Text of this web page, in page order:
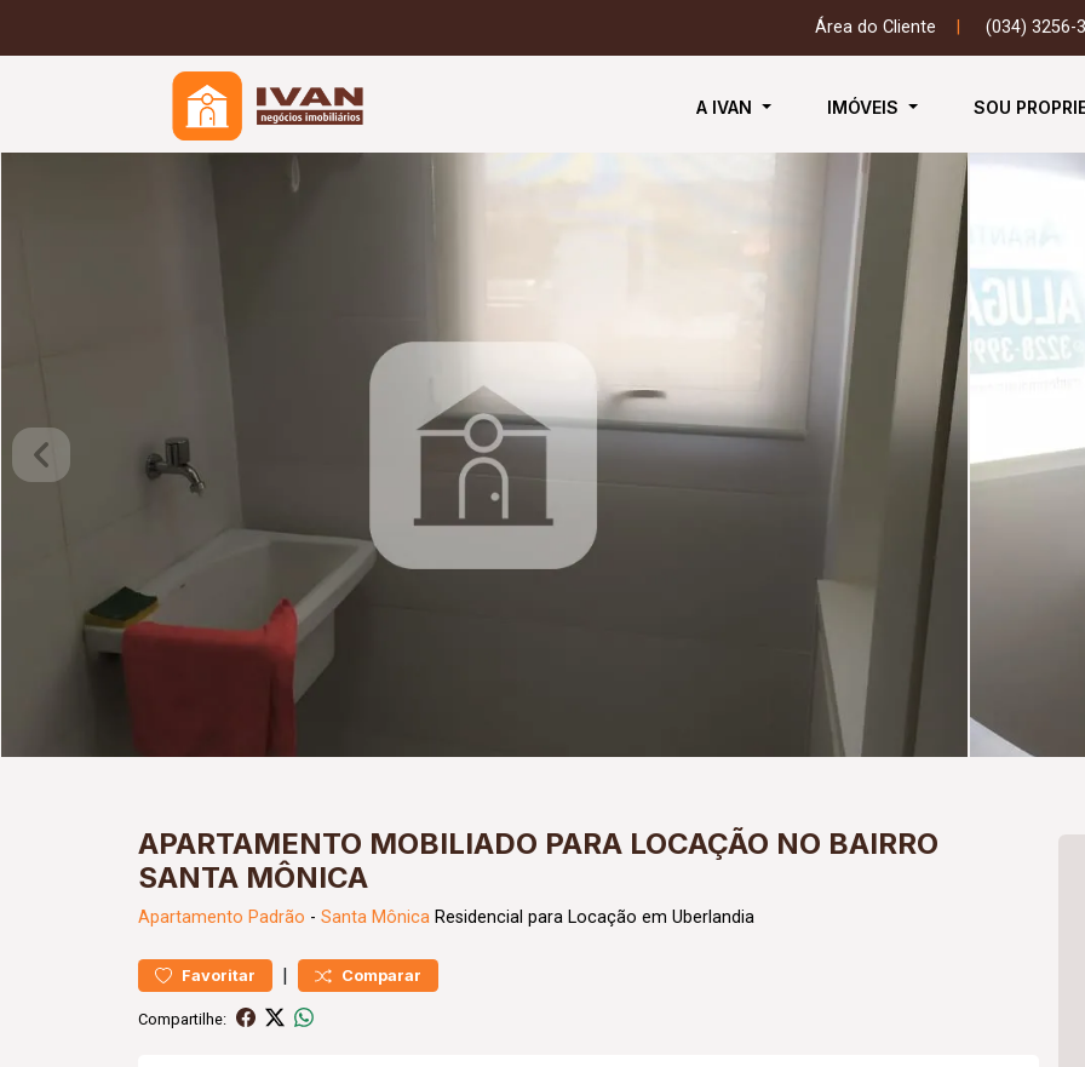
Área do Cliente (034) 3256-
A IVAN IMÓVEIS SOU
APARTAMENTO MOBILIADO PARA LOCAÇÃO NO BAIRRO
SANTA MÔNICA
Apartamento Padrão - Santa Mônica Residencial para Locação em Uberlandia
Favoritar | Comparar
Compartilhe: